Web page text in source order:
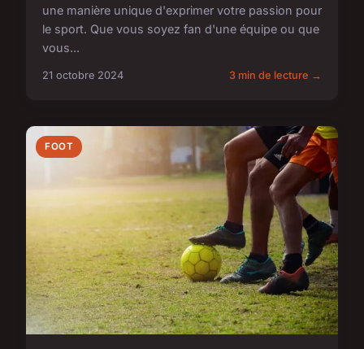
une manière unique d'exprimer votre passion pour
le sport. Que vous soyez fan d'une équipe ou que
vous...
21 octobre 2024 3 min de lecture →
FOOT